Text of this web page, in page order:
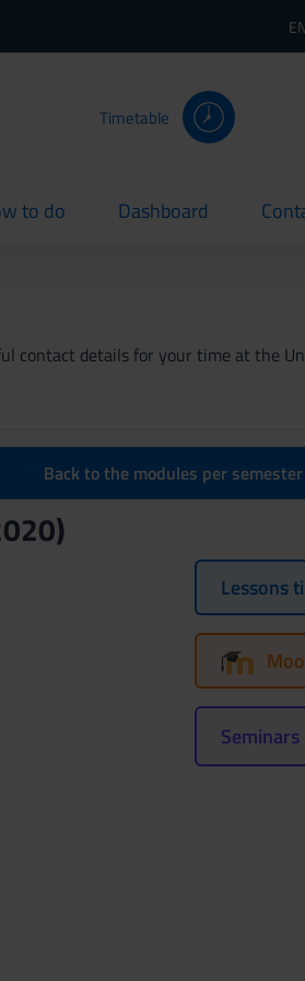
Timetable
to do Dashboard
current
contact details for your time at the
Back to the modules per semester
Lessons
Seminars